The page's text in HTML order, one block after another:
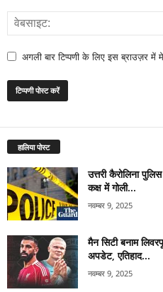
अगली बार टिप्पणी के लिए इस ब्राउज़र
हालिया पोस्ट
उत्तरी कैरोलिना
कक्ष में गोली...
नवम्बर 9, 2025
मैन सिटी बनाम
अपडेट, एतिहाद...
नवम्बर 9, 2025